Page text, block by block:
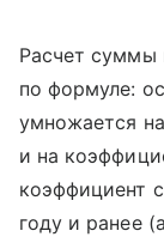
Расчет суммы
по формуле:
умножается
и на
коэффициент
году и ранее